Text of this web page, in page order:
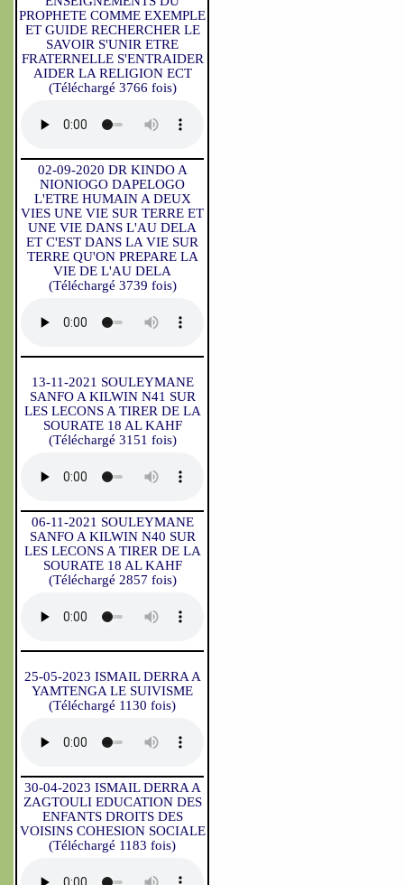
PROPHETE COMME EXEMPLE
ET GUIDE RECHERCHER LE
SAVOIR S'UNIR ETRE
FRATERNELLE S'ENTRAIDER
AIDER LA RELIGION ECT
(Téléchargé 3766 fois)
02-09-2020 DR KINDO A
NIONIOGO DAPELOGO
L'ETRE HUMAIN A DEUX
VIES UNE VIE SUR TERRE ET
UNE VIE DANS L'AU DELA
ET C'EST DANS LA VIE SUR
TERRE QU'ON PREPARE LA
VIE DE L'AU DELA
(Téléchargé 3739 fois)
13-11-2021 SOULEYMANE
SANFO A KILWIN N41 SUR
LES LECONS A TIRER DE LA
SOURATE 18 AL KAHF
(Téléchargé 3151 fois)
06-11-2021 SOULEYMANE
SANFO A KILWIN N40 SUR
LES LECONS A TIRER DE LA
SOURATE 18 AL KAHF
(Téléchargé 2857 fois)
25-05-2023 ISMAIL DERRA A
YAMTENGA LE SUIVISME
(Téléchargé 1130 fois)
30-04-2023 ISMAIL DERRA A
ZAGTOULI EDUCATION DES
ENFANTS DROITS DES
VOISINS COHESION SOCIALE
(Téléchargé 1183 fois)